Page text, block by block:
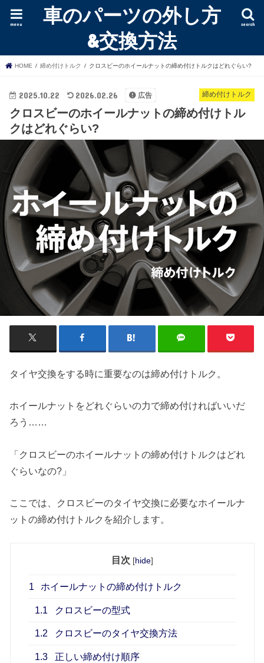
車のパーツの外し方
&交換方法
search
menu
HOME 締め付けトルク クロスビーのホイールナットの締め付けトルクはどれぐらい?
締め付けトルク
2025.10.22 2026.02.26 広告
クロスビーのホイールナットの締め付けトル
クはどれぐらい?
タイヤ交換をする時に重要なのは締め付けトルク。
ホイールナットをどれぐらいの力で締め付ければいいだ
ろう……
「クロスビーのホイールナットの締め付けトルクはどれ
ぐらいなの?」
ここでは、クロスビーのタイヤ交換に必要なホイールナ
ットの締め付けトルクを紹介します。
目次 [hide]
1 ホイールナットの締め付けトルク
1.1 クロスビーの型式
1.2 クロスビーのタイヤ交換方法
1.3 正しい締め付け順序